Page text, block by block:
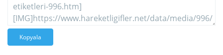
Kopyala